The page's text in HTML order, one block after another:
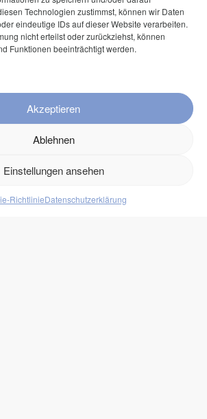
Technologien zustimmst, können wir Daten
eindeutige IDs auf dieser Website verarbeiten.
nicht erteilst oder zurückziehst, können
Funktionen beeinträchtigt werden.
Akzeptieren
Ablehnen
Einstellungen ansehen
RichtlinieDatenschutzerklärung